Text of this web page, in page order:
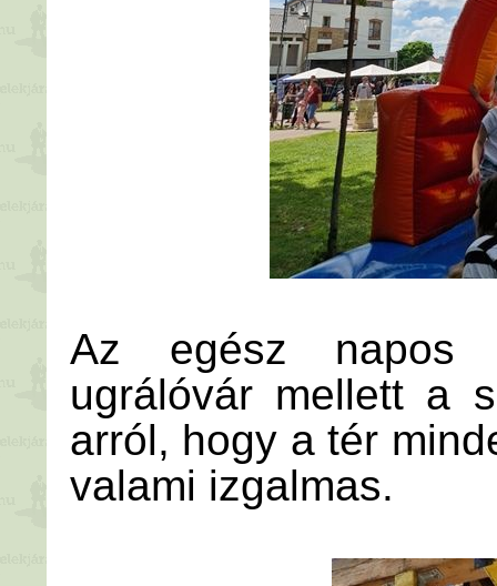
Az egész napos
ugrálóvár mellett a
arról, hogy a tér
valami izgalmas.